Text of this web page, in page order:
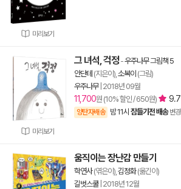
미리보기
미리보기
그 녀석, 걱정-우주나무 그림책 5
안단테 (지은이), 소복이 (그림)
우주나무| 2018년 09월
11,700원 (10% 할인 / 650원) 9.7
양탄자배송 밤 11시 잠들기전 배송 변경
움직이는 장난감 만들기
학연사(엮은이), 김정화(옮긴이)
길벗스쿨| 2018년 12월